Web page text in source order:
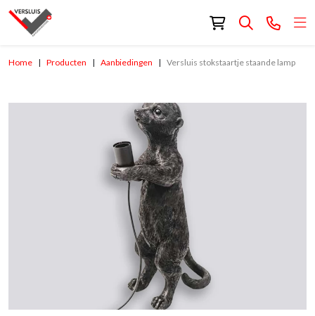
Home Producten Aanbiedingen Versluis stokstaartje staande lamp